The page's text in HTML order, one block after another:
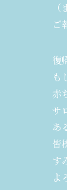
ご
復
も
赤
サ
あ
皆
す
よ